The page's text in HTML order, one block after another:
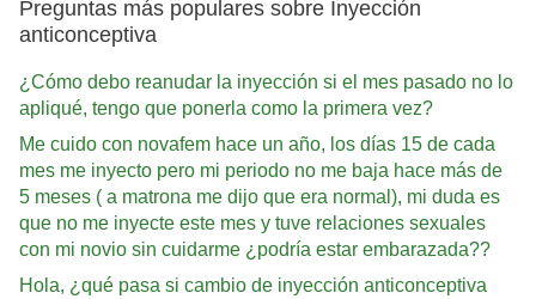
Preguntas más populares sobre Inyección
anticonceptiva
¿Cómo debo reanudar la inyección si el mes pasado no lo
apliqué, tengo que ponerla como la primera vez?
Me cuido con novafem hace un año, los días 15 de cada
mes me inyecto pero mi periodo no me baja hace más de
5 meses ( a matrona me dijo que era normal), mi duda es
que no me inyecte este mes y tuve relaciones sexuales
con mi novio sin cuidarme ¿podría estar embarazada??
Hola, ¿qué pasa si cambio de inyección anticonceptiva